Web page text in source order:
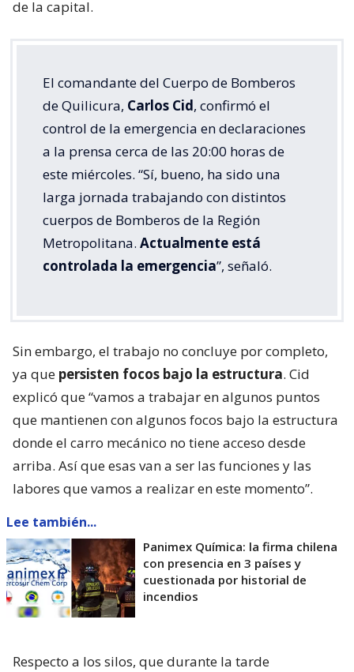
de la capital.
El comandante del Cuerpo de Bomberos
de Quilicura, Carlos Cid, confirmó el
control de la emergencia en declaraciones
a la prensa cerca de las 20:00 horas de
este miércoles. “Sí, bueno, ha sido una
larga jornada trabajando con distintos
cuerpos de Bomberos de la Región
Metropolitana. Actualmente está
controlada la emergencia”, señaló.
Sin embargo, el trabajo no concluye por completo,
ya que persisten focos bajo la estructura. Cid
explicó que “vamos a trabajar en algunos puntos
que mantienen con algunos focos bajo la estructura
donde el carro mecánico no tiene acceso desde
arriba. Así que esas van a ser las funciones y las
labores que vamos a realizar en este momento”.
Lee también...
Panimex Química: la firma chilena
con presencia en 3 países y
cuestionada por historial de
incendios
Respecto a los silos, que durante la tarde